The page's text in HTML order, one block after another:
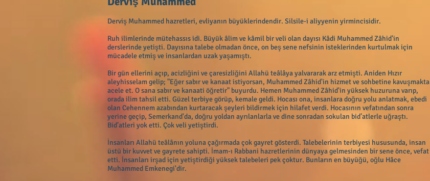
Derviş Muhammed hazretleri, evliyanın büyüklerindendir. Silsile-i aliyyenin yirmincisidir.
Ruh ilimlerinde mütehassıs idi. Büyük âlim ve kâmil bir veli olan dayısı Kâdi Muhammed Zâhid'in
derslerinde yetişti. Dayısına talebe olmadan önce, on beş sene nefsinin isteklerinden kurtulmak için
mücadele etmiş ve insanlardan uzak yaşamıştı.
Bir gün ellerini açıp, acizliğini ve çaresizliğini Allahü teâlâya yalvararak arz etmişti. Aniden Hızır
aleyhisselam gelip; "Eğer sabır ve kanaat istiyorsan, Muhammed Zâhid'in hizmet ve sohbetine kavuşmakta
acele et. O sana sabır ve kanaati öğretir" buyurdu. Hemen Muhammed Zâhid'in yüksek huzuruna varıp,
orada ilim tahsil etti. Güzel terbiye görüp, kemale geldi. Hocası ona, insanlara doğru yolu anlatmak, ebedi
olan Cehennem azabından kurtaracak şeyleri bildirmek için hilafet verdi. Hocasının vefatından sonra
yerine geçip, Semerkand'da, doğru yoldan ayrılanlarla ve dine sonradan sokulan bid’atlerle uğraştı.
Bid’atleri yok etti. Çok veli yetiştirdi.
İnsanları Allahü teâlânın yoluna çağırmada çok gayret gösterdi. Talebelerinin terbiyesi hususunda, insan
üstü bir kuvvet ve gayrete sahipti. İmam-ı Rabbani hazretlerinin dünyaya gelmesinden bir sene önce, vefat
etti. İnsanları irşad için yetiştirdiği yüksek talebeleri pek çoktur. Bunların en büyüğü, oğlu Hâce
Muhammed Emkenegi'dir.